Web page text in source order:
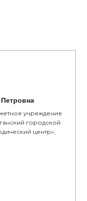
учреждение
городской
центр»,